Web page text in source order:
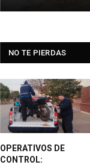
NO TE PIERDAS
OPERATIVOS DE
CONTROL: